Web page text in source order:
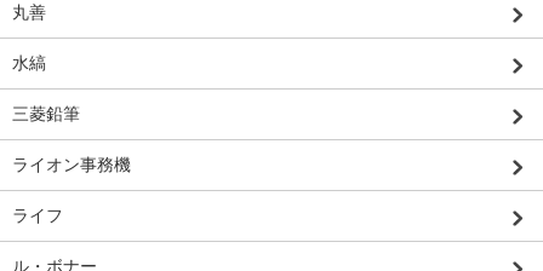
丸善
水縞
三菱鉛筆
ライオン事務機
ライフ
ル・ボナー